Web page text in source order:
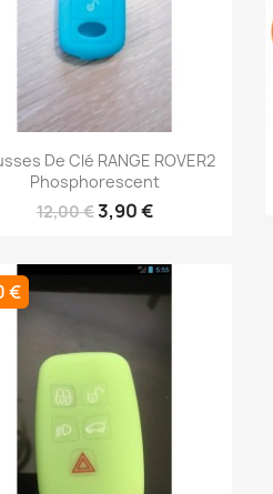
 Aperçu rapide
De Clé RANGE ROVER2
Phosphorescent
12,00 €3,90 €
€